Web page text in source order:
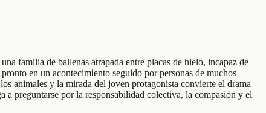
familia de ballenas atrapada entre placas de hielo, incapaz de
en un acontecimiento seguido por personas de muchos
animales y la mirada del joven protagonista convierte el drama
a preguntarse por la responsabilidad colectiva, la compasión y el